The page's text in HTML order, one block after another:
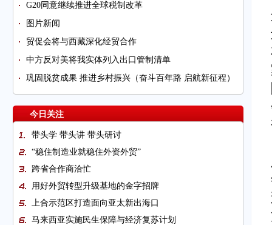
G20同意继续推进全球税制改革
图片新闻
贸促会将与西藏深化经贸合作
中方反对美将我实体列入出口管制清单
巩固脱贫成果 推进乡村振兴（奋斗百年路 启航新征程）
今日关注
带头学 带头讲 带头研讨
“稳住制造业就稳住外资外贸”
跨省合作商洽忙
用好外贸转型升级基地的金字招牌
上合示范区打造面向亚太新出海口
马来西亚实施民生保障与经济复苏计划